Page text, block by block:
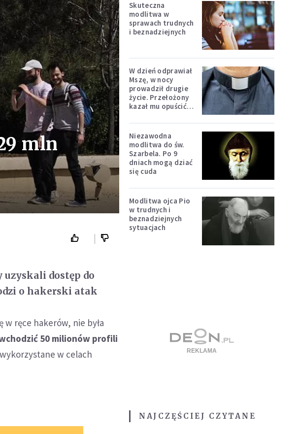
mln
uzyskali dostęp do
o hakerski atak
w ręce hakerów, nie była
50 milionów profili
w celach
Skuteczna
modlitwa w
sprawach trudnych
i beznadziejnych
W dzień odprawiał
Mszę, w nocy
prowadził drugie
życie. Przełożony
kazał mu opuścić
Niezawodna
modlitwa do św.
Szarbela. Po 9
dniach mogą dziać
się cuda
Modlitwa ojca Pio
w trudnych i
beznadziejnych
sytuacjach
NAJCZĘŚCIEJ CZYTANE